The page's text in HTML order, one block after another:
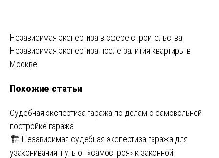
Навигация
по
Независимая экспертиза в сфере строительства
Независимая экспертиза после залития квартиры в
Москве
Похожие статьи
Судебная экспертиза гаража по делам о самовольной
постройке гаража
🏗️ Независимая судебная экспертиза гаража для
узаконивания: путь от «самостроя» к законной